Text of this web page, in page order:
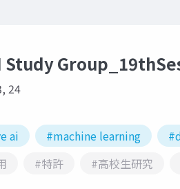
24
ai #machine learning
#特許 #高校生研究